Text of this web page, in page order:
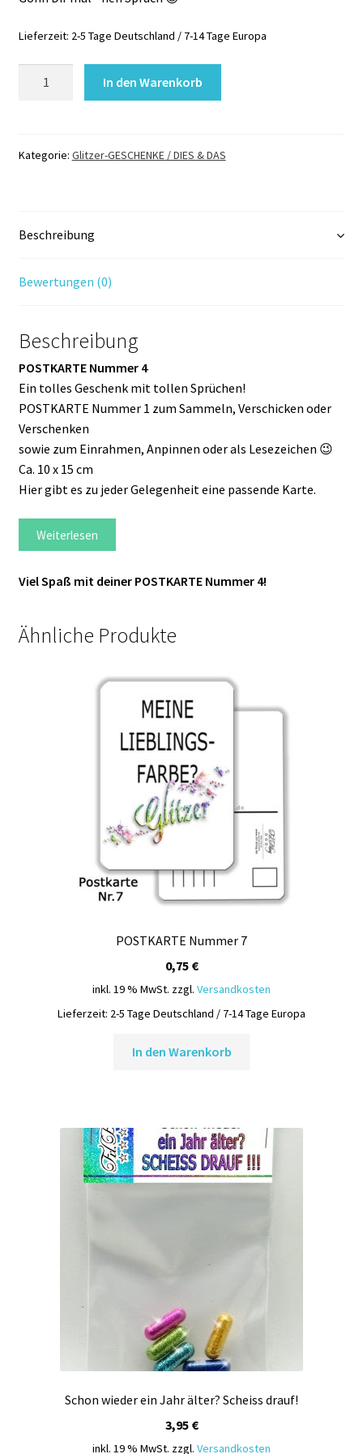
Lieferzeit: 2-5 Tage Deutschland / 7-14 Tage Europa
In den Warenkorb
Kategorie: Glitzer-GESCHENKE / DIES & DAS
Beschreibung
Bewertungen (0)
Beschreibung
POSTKARTE Nummer 4
Ein tolles Geschenk mit tollen Sprüchen!
POSTKARTE Nummer 1 zum Sammeln, Verschicken oder
Verschenken
sowie zum Einrahmen, Anpinnen oder als Lesezeichen 😉
Ca. 10 x 15 cm
Hier gibt es zu jeder Gelegenheit eine passende Karte.
Weiterlesen
Viel Spaß mit deiner POSTKARTE Nummer 4!
Ähnliche Produkte
POSTKARTE Nummer 7
0,75 €
inkl. 19 % MwSt. zzgl. Versandkosten
Lieferzeit: 2-5 Tage Deutschland / 7-14 Tage Europa
In den Warenkorb
Schon wieder ein Jahr älter? Scheiss drauf!
3,95 €
inkl. 19 % MwSt. zzgl. Versandkosten